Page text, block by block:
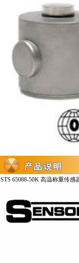
STS 65088-50K 高温称重传感